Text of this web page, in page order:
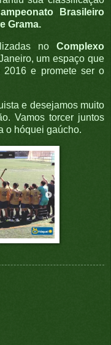
Brasileiro
Grama.
no Complexo
um espaço que
2016 e promete ser o
e desejamos muito
Vamos torcer juntos
o hóquei gaúcho.